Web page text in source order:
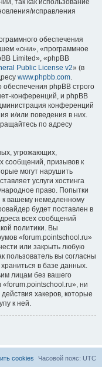
так как использование
исправления
обеспечения
«они», «программное
Limited», «phpBB
Public License v2» (в
www.phpbb.com.
phpBB строго
конференций, и phpBB
конференций
и/или поведения в них.
по адресу
угрожающих,
сообщений, призывов к
могут нарушить
услуги хостинга
право. Попытки
к вашему немедленному
будет поставлен в
всех сообщений
политики. Вы
«forum.pointschool.ru»
или закрыть любую
пользователь вы согласны
в базе данных.
лицам без вашего
ни
хакеров, которые
к ней.
Часовой пояс: UTC
cookies